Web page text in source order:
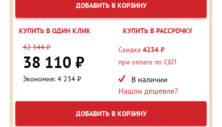
ДОБАВИТЬ В КОРЗИНУ
КУПИТЬ В ОДИН КЛИК
КУПИТЬ В РАССРОЧКУ
42 344 ₽
38 110 ₽
Экономия: 4 234 ₽
Скидка 4234 ₽
при оплате по СБП
В наличии
Нашли дешевле?
ДОБАВИТЬ В КОРЗИНУ